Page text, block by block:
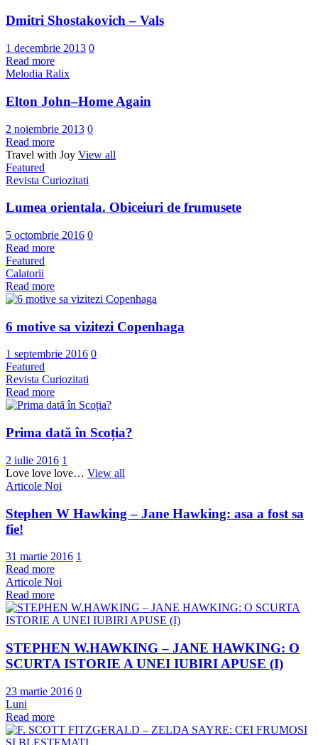
Dmitri Shostakovich – Vals
1 decembrie 2013 0
Read more
Melodia Ralix
Elton John–Home Again
2 noiembrie 2013 0
Read more
Travel with Joy View all
Featured
Revista Curiozitati
Lumea orientala. Obiceiuri de frumusete
5 octombrie 2016 0
Read more
Featured
Calatorii
Read more
6 motive sa vizitezi Copenhaga
1 septembrie 2016 0
Featured
Revista Curiozitati
Read more
Prima dată în Scoția?
2 iulie 2016 1
Love love love… View all
Articole Noi
Stephen W Hawking – Jane Hawking: asa a fost sa
fie!
31 martie 2016 1
Read more
Articole Noi
Read more
STEPHEN W.HAWKING – JANE HAWKING: O
SCURTA ISTORIE A UNEI IUBIRI APUSE (I)
23 martie 2016 0
Luni
Read more